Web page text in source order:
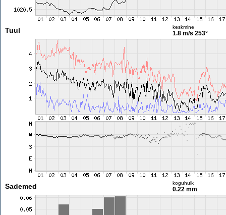
Tuul keskmine
1.8 m/s 253°
Sademed koguhulk
0.22 mm